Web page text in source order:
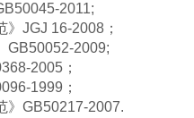
2011;
》JGJ 16-2008；
GB50052-2009;
2005；
1999；
》GB50217-2007.